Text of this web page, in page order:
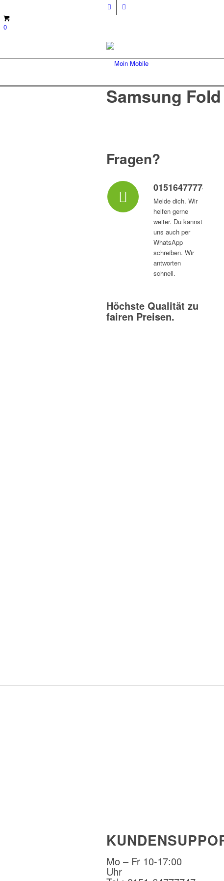
0
Samsung
Fragen?
015164777747
Melde dich. Wir
helfen gerne
weiter. Du kannst
uns auch per
WhatsApp
schreiben. Wir
antworten
schnell.
Höchste Qualität zu
fairen Preisen.
Mo – Fr 10-17:00
Uhr